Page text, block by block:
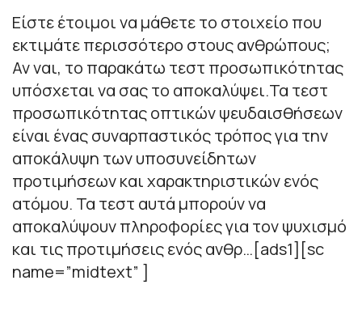
Είστε έτοιμοι να μάθετε το στοιχείο που
εκτιμάτε περισσότερο στους ανθρώπους;
Αν ναι, το παρακάτω τεστ προσωπικότητας
υπόσχεται να σας το αποκαλύψει.Τα τεστ
προσωπικότητας οπτικών ψευδαισθήσεων
είναι ένας συναρπαστικός τρόπος για την
αποκάλυψη των υποσυνείδητων
προτιμήσεων και χαρακτηριστικών ενός
ατόμου. Τα τεστ αυτά μπορούν να
αποκαλύψουν πληροφορίες για τον ψυχισμό
και τις προτιμήσεις ενός ανθρ…[ads1][sc
name=”midtext” ]